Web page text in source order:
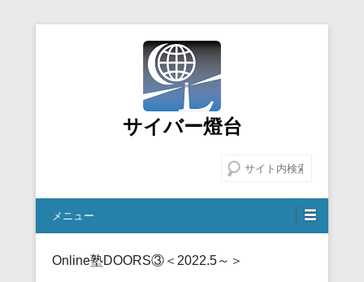
サイバー燈台
メニュー
Online塾DOORS③＜2022.5～＞